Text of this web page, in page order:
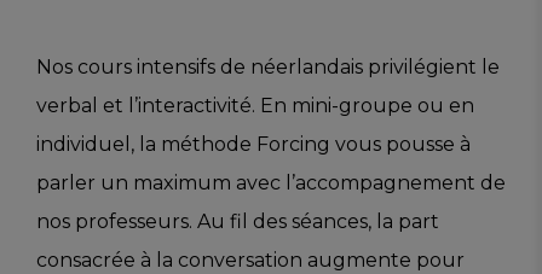
Nos cours intensifs de néerlandais privilégient le
verbal et l’interactivité. En mini-groupe ou en
individuel, la méthode Forcing vous pousse à
parler un maximum avec l’accompagnement de
nos professeurs. Au fil des séances, la part
consacrée à la conversation augmente pour